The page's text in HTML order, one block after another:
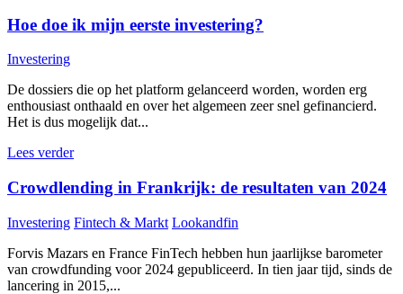
Hoe doe ik mijn eerste investering?
Investering
De dossiers die op het platform gelanceerd worden, worden erg
enthousiast onthaald en over het algemeen zeer snel gefinancierd.
Het is dus mogelijk dat...
Lees verder
Crowdlending in Frankrijk: de resultaten van 2024
Investering Fintech & Markt Lookandfin
Forvis Mazars en France FinTech hebben hun jaarlijkse barometer
van crowdfunding voor 2024 gepubliceerd. In tien jaar tijd, sinds de
lancering in 2015,...